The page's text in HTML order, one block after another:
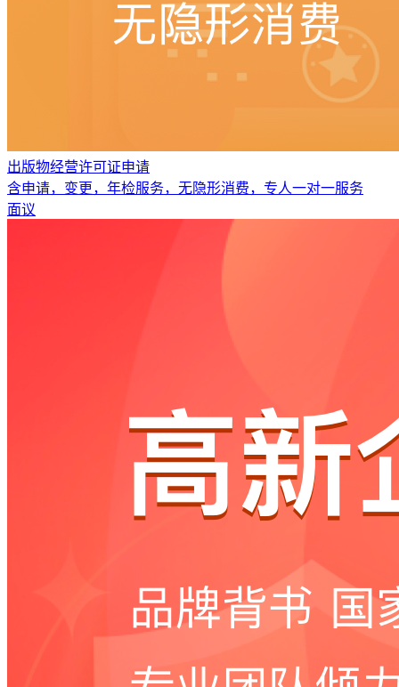
出版物经营许可证申请
含申请，变更，年检服务，无隐形消费，专人一对一服务
面议